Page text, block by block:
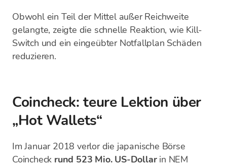
Obwohl ein Teil der Mittel außer Reichweite
gelangte, zeigte die schnelle Reaktion, wie Kill-
Switch und ein eingeübter Notfallplan Schäden
reduzieren.
Coincheck: teure Lektion über
„Hot Wallets“
Im Januar 2018 verlor die japanische Börse
Coincheck rund 523 Mio. US-Dollarin NEM